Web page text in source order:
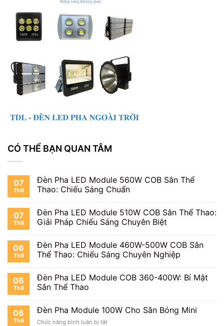
CÓ THỂ BẠN QUAN TÂM
07
Th8
Đèn Pha LED Module 560W COB Sân Thể
Thao: Chiếu Sáng Chuẩn
07
Th8
Đèn Pha LED Module 510W COB Sân Thể Thao:
Giải Pháp Chiếu Sáng Chuyên Biệt
06
Th8
Đèn Pha LED Module 460W-500W COB Sân
Thể Thao: Chiếu Sáng Chuyên Nghiệp
06
Th8
Đèn Pha LED Module COB 360-400W: Bí Mật
Sân Thể Thao
06
Th8
Đèn Pha Module 100W Cho Sân Bóng Mini
Chức năng bình luận bị tắtở